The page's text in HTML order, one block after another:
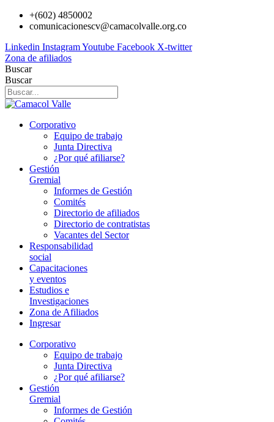
+(602) 4850002
comunicacionescv@camacolvalle.org.co
Linkedin InstagramYoutube Facebook X-twitter
Zona de afiliados
Buscar
Buscar
Corporativo
Equipo de trabajo
Junta Directiva
¿Por qué afiliarse?
Gestión
Gremial
Informes de Gestión
Comités
Directorio de afiliados
Directorio de contratistas
Vacantes del Sector
Responsabilidad
social
Capacitaciones
y eventos
Estudios e
Investigaciones
Zona de Afiliados
Ingresar
Corporativo
Equipo de trabajo
Junta Directiva
¿Por qué afiliarse?
Gestión
Gremial
Informes de Gestión